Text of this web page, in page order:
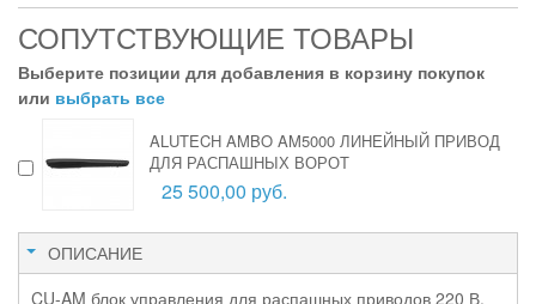
СОПУТСТВУЮЩИЕ ТОВАРЫ
Выберите позиции для добавления в корзину покупок
или выбрать все
ALUTECH AMBO AM5000 ЛИНЕЙНЫЙ ПРИВОД
ДЛЯ РАСПАШНЫХ ВОРОТ
25 500,00 руб.
ОПИСАНИЕ
CU-AM блок управления для распашных приводов 220 В.